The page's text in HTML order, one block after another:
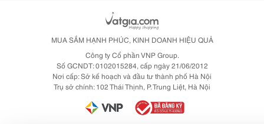
MUA SẮM HẠNH PHÚC, KINH DOANH HIỆU QUẢ
Công ty Cổ phần VNP Group.
Số GCNDT: 0102015284, cấp ngày 21/06/2012
Nơi cấp: Sở kế hoạch và đầu tư thành phố Hà Nội
Trụ sở chính: 102 Thái Thịnh, P. Trung Liệt, Hà Nội